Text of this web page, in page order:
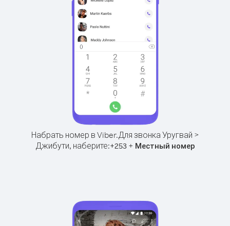
Набрать номер в Viber.Для звонка Уругвай >
Джибути, наберите:+253+ Местный номер